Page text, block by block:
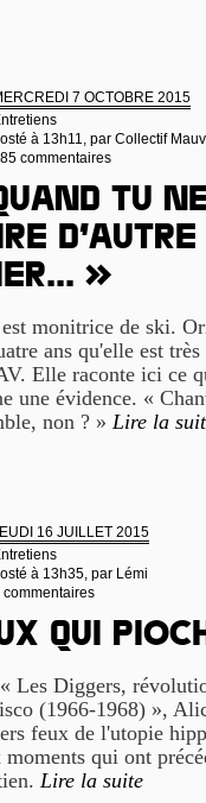
7 OCTOBRE 2015
à 13h11, par Collectif
commentaires
tu
»
monitrice de ski.
ans qu'elle est
Elle raconte ici ce
une évidence. «
non ? » Lire la
16 JUILLET 2015
à 13h35, par Lémi
commentaires
qui
Les Diggers,
(1966-1968) »,
feux de l'utopie
moments qui ont
Lire la suite